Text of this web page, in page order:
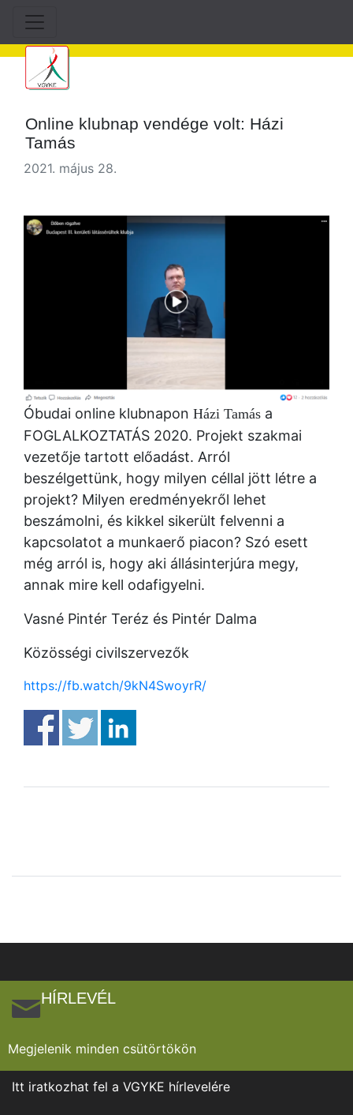
Online klubnap vendége volt: Házi
Tamás
2021. május 28.
Óbudai online klubnapon Házi Tamás a
FOGLALKOZTATÁS 2020. Projekt szakmai
vezetője tartott előadást. Arról
beszélgettünk, hogy milyen céllal jött létre a
projekt? Milyen eredményekről lehet
beszámolni, és kikkel sikerült felvenni a
kapcsolatot a munkaerő piacon? Szó esett
még arról is, hogy aki állásinterjúra megy,
annak mire kell odafigyelni.
Vasné Pintér Teréz és Pintér Dalma
Közösségi civilszervezők
https://fb.watch/9kN4SwoyrR/
HÍRLEVÉL
Megjelenik minden csütörtökön
Itt iratkozhat fel a VGYKE hírlevelére